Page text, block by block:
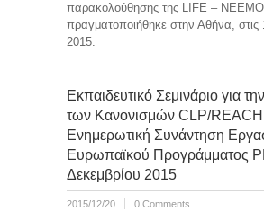
παρακολούθησης της LIFE –
πραγματοποιήθηκε στην Αθήνα, στις
2015.
Εκπαιδευτικό Σεμινάριο για
των Κανονισμών CLP/
Ενημερωτική Συνάντηση
Ευρωπαϊκού Προγράμματος
Δεκεμβρίου 2015
2015/12/20 0 Comments